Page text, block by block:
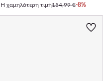
Η χαμηλότερη τιμή154,99 €-8%